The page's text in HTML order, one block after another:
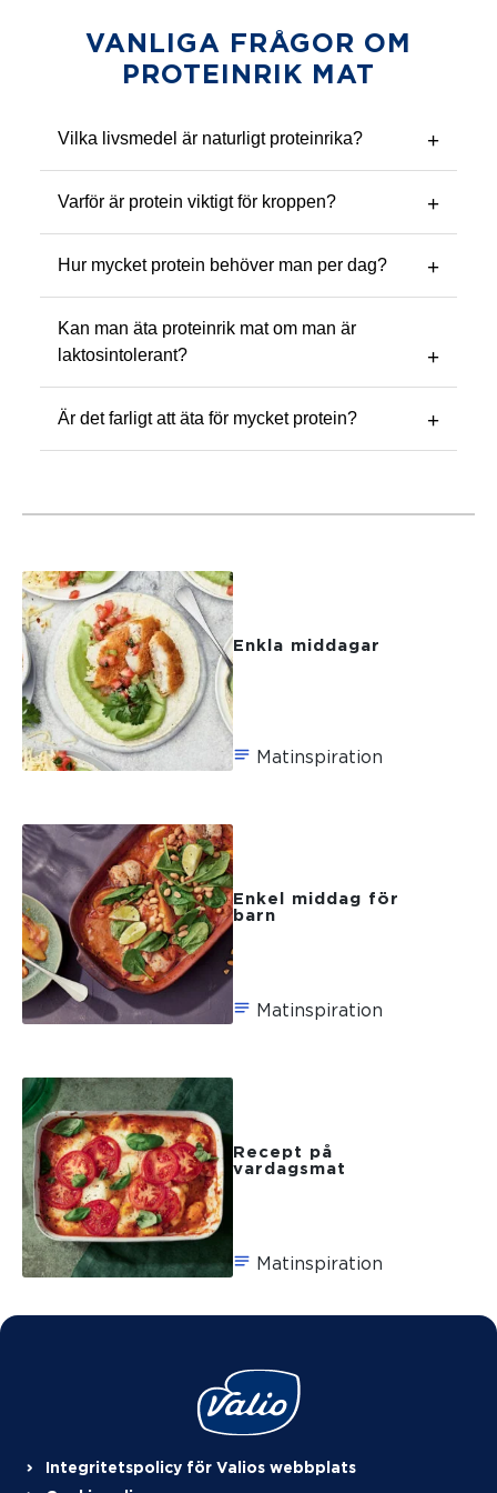
VANLIGA FRÅGOR OM
PROTEINRIK MAT
Vilka livsmedel är naturligt proteinrika?
Varför är protein viktigt för kroppen?
Hur mycket protein behöver man per dag?
Kan man äta proteinrik mat om man är
laktosintolerant?
Är det farligt att äta för mycket protein?
Enkla middagar
Matinspiration
Enkel middag för
barn
Matinspiration
Recept på
vardagsmat
Matinspiration
Integritetspolicy för Valios webbplats